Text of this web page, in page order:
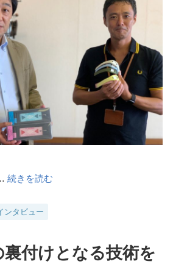
続きを読む
ンタビュー
裏付けとなる技術を